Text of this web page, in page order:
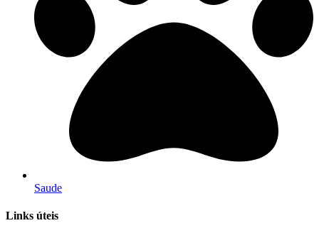
Saude
Links úteis